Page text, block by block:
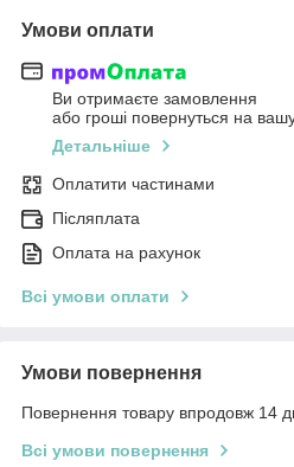
Умови оплати
Ви отримаєте замовлення
або гроші повернуться на
Детальніше
Оплатити частинами
Післяплата
Оплата на рахунок
Всі умови оплати
Умови повернення
Повернення товару впродовж 14
Всі умови повернення